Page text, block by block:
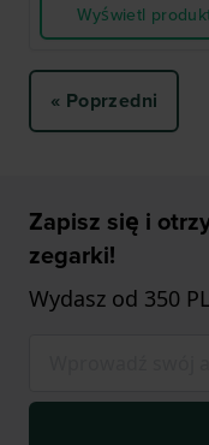
Wyświetl
« Poprzedni
Zapisz się i
zegarki!
Wydasz od 350